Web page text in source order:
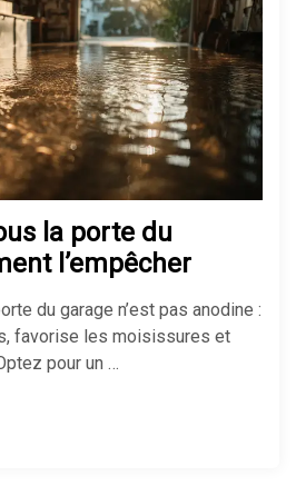
la porte du
l’empêcher
du garage n’est pas anodine :
favorise les moisissures et
pour un …